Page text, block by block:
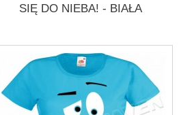
SIĘ DO NIEBA! - BIAŁA